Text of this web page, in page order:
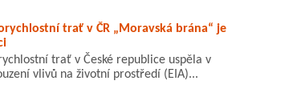
trať v ČR „Moravská brána“ je
trať v České republice uspěla v
vlivů na životní prostředí (EIA)...